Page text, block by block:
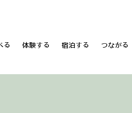
る 体験する 宿泊する つながる